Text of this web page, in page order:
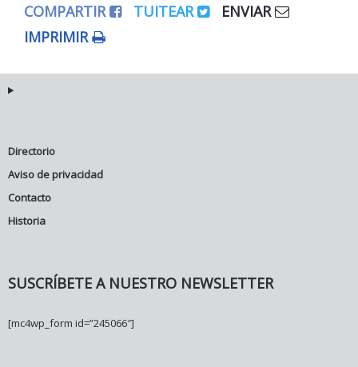
COMPARTIR TUITEAR
ENVIAR
IMPRIMIR
Directorio
Aviso de privacidad
Contacto
Historia
SUSCRÍBETE A NUESTRO NEWSLETTER
[mc4wp_form id=”245066″]